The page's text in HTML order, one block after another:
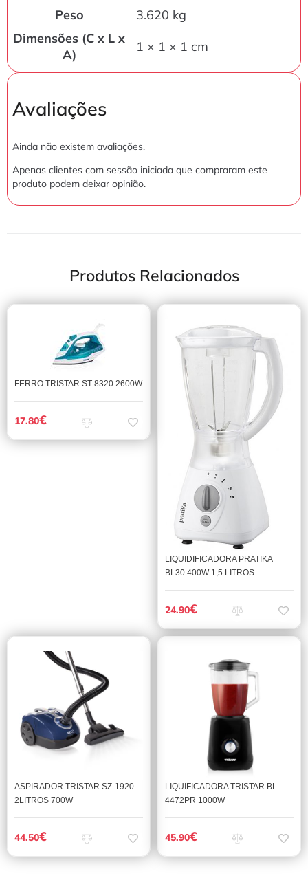
Peso
3.620 kg
Dimensões (C x L x
A)
1 × 1 × 1 cm
Avaliações
Ainda não existem avaliações.
Apenas clientes com sessão iniciada que compraram este
produto podem deixar opinião.
Produtos Relacionados
FERRO TRISTAR ST-8320 2600W
17.80€
LIQUIDIFICADORA PRATIKA
BL30 400W 1,5 LITROS
24.90€
ASPIRADOR TRISTAR SZ-1920
2LITROS 700W
44.50€
LIQUIFICADORA TRISTAR BL-
4472PR 1000W
45.90€